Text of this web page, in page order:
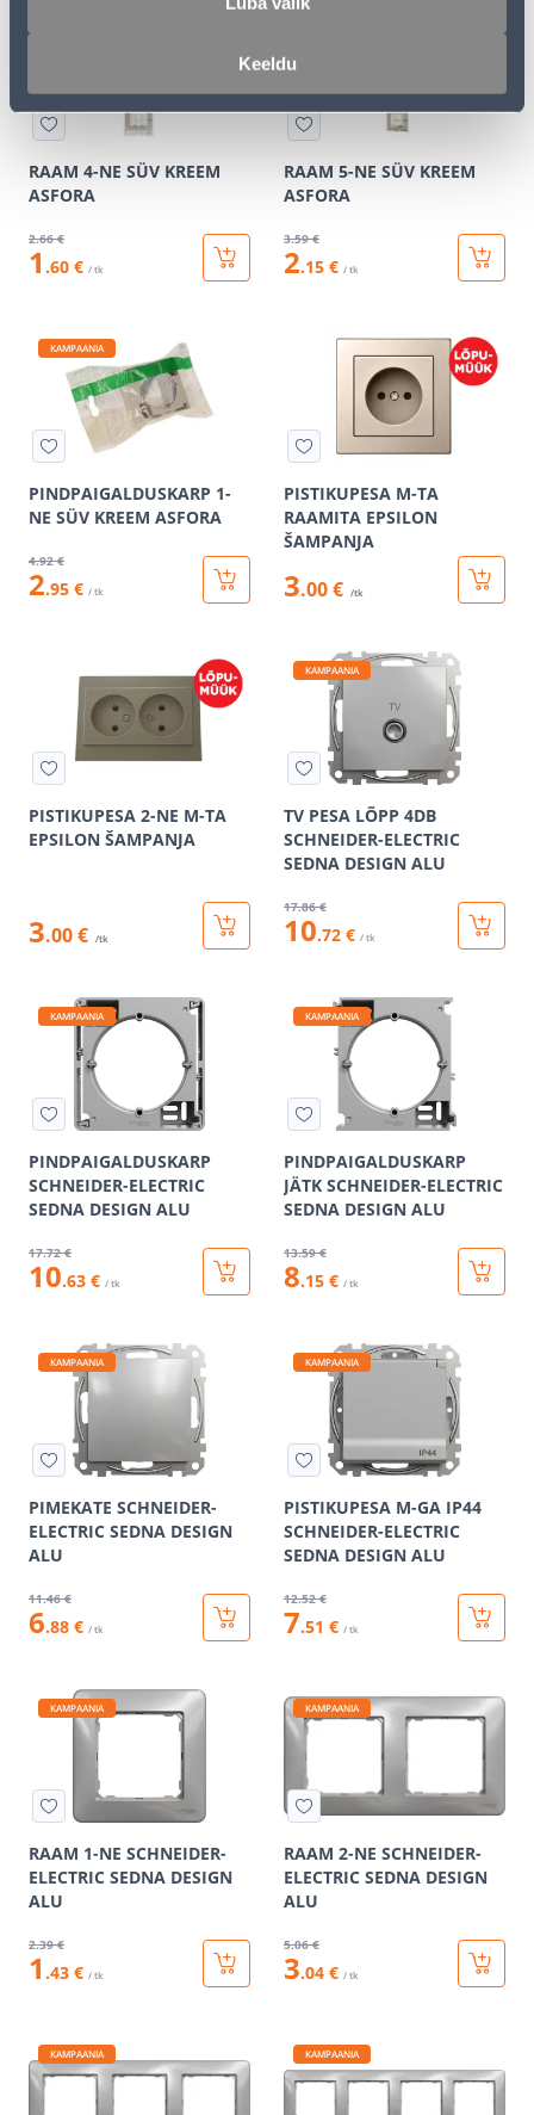
Keeldu
RAAM 4-NE SÜV KREEM
ASFORA
2.66 €
1 .60 € / tk
RAAM 5-NE SÜV KREEM
ASFORA
3.59 €
2.15 € / tk
KAMPAANIA
PINDPAIGALDUSKARP 1-
NE SÜV KREEM ASFORA
4.92 €
2.95 € / tk
PISTIKUPESA M-TA
RAAMITA EPSILON
ŠAMPANJA
3.00 € /tk
PISTIKUPESA 2-NE M-TA
EPSILON ŠAMPANJA
3.00 € /tk
KAMPAANIA
TV PESA LÕPP 4DB
SCHNEIDER-ELECTRIC
SEDNA DESIGN ALU
17.86 €
10.72 € / tk
KAMPAANIA
PINDPAIGALDUSKARP
SCHNEIDER-ELECTRIC
SEDNA DESIGN ALU
17.72 €
10.63 € / tk
KAMPAANIA
PINDPAIGALDUSKARP
JÄTK SCHNEIDER-ELECTRIC
SEDNA DESIGN ALU
13.59 €
8.15 € / tk
KAMPAANIA
PIMEKATE SCHNEIDER-
ELECTRIC SEDNA DESIGN
ALU
11.46 €
6.88 € / tk
KAMPAANIA
PISTIKUPESA M-GA IP44
SCHNEIDER-ELECTRIC
SEDNA DESIGN ALU
12.52 €
7.51 € / tk
KAMPAANIA
RAAM 1-NE SCHNEIDER-
ELECTRIC SEDNA DESIGN
ALU
2.39 €
1 .43 € / tk
KAMPAANIA
RAAM 2-NE SCHNEIDER-
ELECTRIC SEDNA DESIGN
ALU
5.06 €
3.04 € / tk
KAMPAANIA KAMPAANIA